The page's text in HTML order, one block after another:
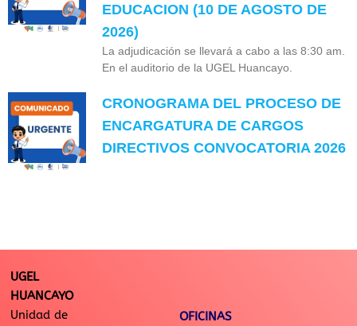
EDUCACION (10 DE AGOSTO DE
2026)
La adjudicación se llevará a cabo a las 8:30 am.
En el auditorio de la UGEL Huancayo.
CRONOGRAMA DEL PROCESO DE
ENCARGATURA DE CARGOS
DIRECTIVOS CONVOCATORIA 2026
UGEL
HUANCAYO
Unidad de
OFICINAS